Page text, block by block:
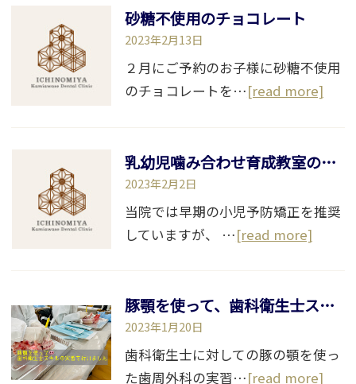
砂糖不使用のチョコレート
2023年2月13日
２月にご予約のお子様に砂糖不使用
のチョコレートを…[read more]
乳幼児噛み合わせ育成教室のお知らせ
2023年2月2日
当院では早期の小児予防矯正を推奨
していますが、 …[read more]
豚顎を使って、歯科衛生士スキルの実習を行いました
2023年1月20日
歯科衛生士に対しての豚の顎を使っ
た歯周外科の実習…[read more]